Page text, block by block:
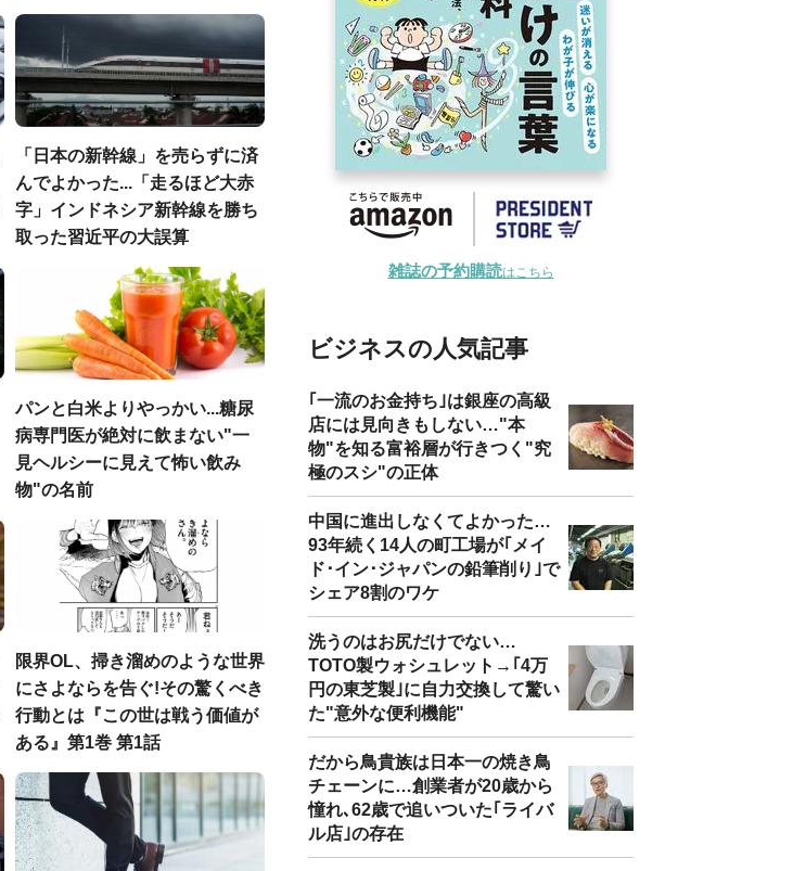
「日本の新幹線」を売らずに済
んでよかった...「走るほど大赤
字」インドネシア新幹線を勝ち
取った習近平の大誤算
パンと白米よりやっかい...糖尿
病専門医が絶対に飲まない"一
見ヘルシーに見えて怖い飲み
物"の名前
限界OL、掃き溜めのような世界
にさよならを告ぐ!その驚くべき
行動とは『この世は戦う価値が
ある』第1巻 第1話
雑誌の予約購読はこちら
ビジネスの人気記事
｢一流のお金持ち｣は銀座の高級
店には見向きもしない…"本
物"を知る富裕層が行きつく"究
極のスシ"の正体
中国に進出しなくてよかった…
93年続く14人の町工場が｢メイ
ド･イン･ジャパンの鉛筆削り｣で
シェア8割のワケ
洗うのはお尻だけでない…
TOTO製ウォシュレット→｢4万
円の東芝製｣に自力交換して驚い
た"意外な便利機能"
だから鳥貴族は日本一の焼き鳥
チェーンに…創業者が20歳から
憧れ､62歳で追いついた｢ライバ
ル店｣の存在